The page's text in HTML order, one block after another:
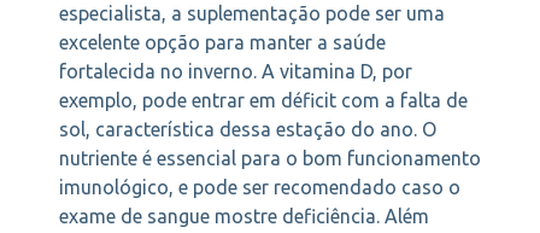
especialista, a suplementação pode ser uma
excelente opção para manter a saúde
fortalecida no inverno. A vitamina D, por
exemplo, pode entrar em déficit com a falta de
sol, característica dessa estação do ano. O
nutriente é essencial para o bom funcionamento
imunológico, e pode ser recomendado caso o
exame de sangue mostre deficiência. Além